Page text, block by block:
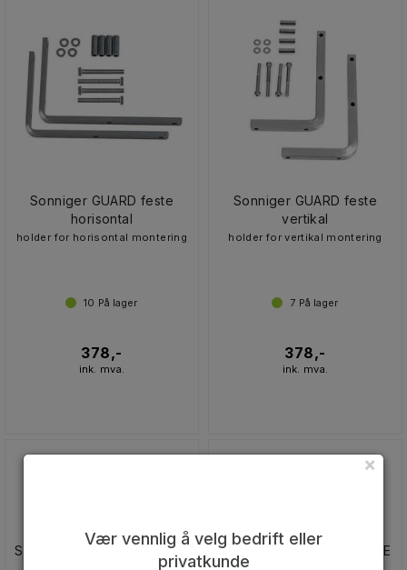
Sonniger GUARD feste
horisontal
holder for horisontal montering
10 På lager
378,-
ink. mva.
Sonniger GUARD feste
vertikal
holder for vertikal montering
7 På lager
378,-
ink. mva.
Sonniger GUARD ONE 100C
Sonniger GUARD ONE 100E
×
Vær vennlig å velg bedrift eller
privatkunde